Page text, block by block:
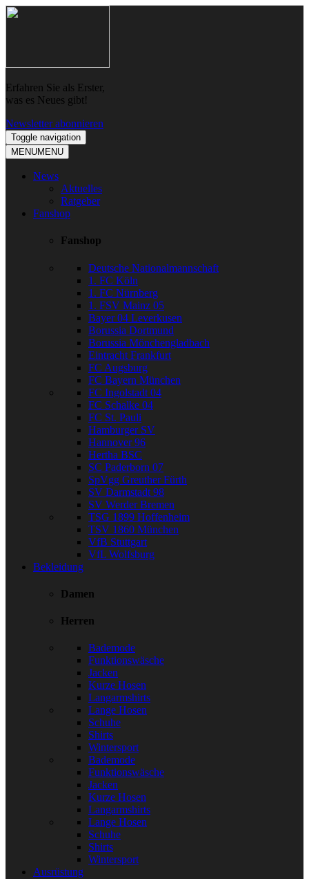
Skip
Skip
Erfahren Sie als Erster,
was es Neues gibt!
Newsletter abonnieren
Toggle navigation
MENUMENU
News
Aktuelles
Ratgeber
Fanshop
Fanshop
Deutsche Nationalmannschaft
1. FC Köln
1. FC Nürnberg
1. FSV Mainz 05
Bayer 04 Leverkusen
Borussia Dortmund
Borussia Mönchengladbach
Eintracht Frankfurt
FC Augsburg
FC Bayern München
FC Ingolstadt 04
FC Schalke 04
FC St. Pauli
Hamburger SV
Hannover 96
Hertha BSC
SC Paderborn 07
SpVgg Greuther Fürth
SV Darmstadt 98
SV Werder Bremen
TSG 1899 Hoffenheim
TSV 1860 München
VfB Stuttgart
VfL Wolfsburg
Bekleidung
Damen
Herren
Bademode
Funktionswäsche
Jacken
Kurze Hosen
Langarmshirts
Lange Hosen
Schuhe
Shirts
Wintersport
Bademode
Funktionswäsche
Jacken
Kurze Hosen
Langarmshirts
Lange Hosen
Schuhe
Shirts
Wintersport
Ausrüstung